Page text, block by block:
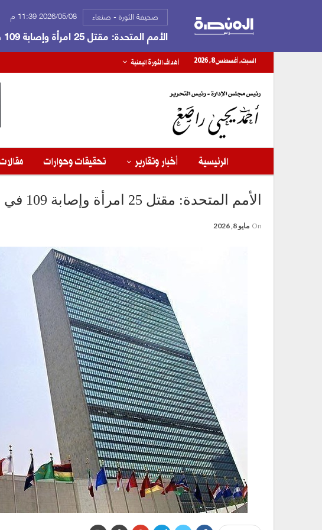
صحيفة الثورة - صنعاء 2026/05/08 11:39 م
الأمم المتحدة: مقتل 25 امرأة وإصابة 109 في لبنان رغم وقف إطلاق النار